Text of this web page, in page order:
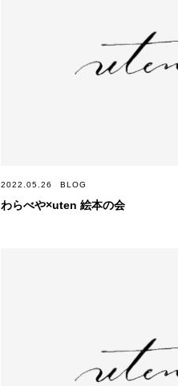
2022.05.26 BLOG
わらべや×uten 絵本の会